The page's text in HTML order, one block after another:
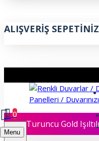
ALIŞVERIŞ SEPETINIZ
Menu
0
Turuncu Gold